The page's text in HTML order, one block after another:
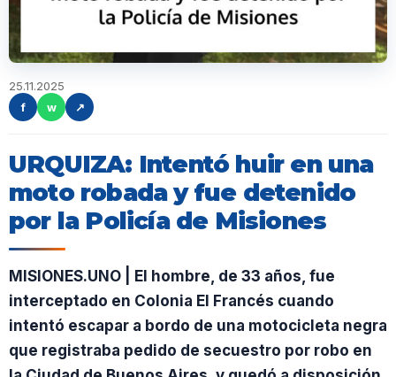
25.11.2025
f
w ↗
URQUIZA: Intentó huir en una
moto robada y fue detenido
por la Policía de Misiones
MISIONES.UNO | El hombre, de 33 años, fue
interceptado en Colonia El Francés cuando
intentó escapar a bordo de una motocicleta negra
que registraba pedido de secuestro por robo en